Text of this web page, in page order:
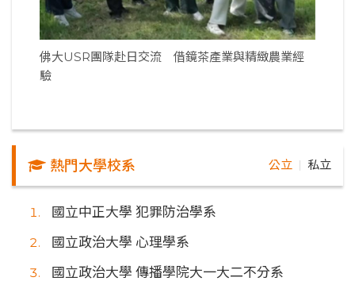
佛大USR團隊赴日交流 借鏡茶產業與精緻農業經
驗
熱門大學校系 公立 私立
國立中正大學 犯罪防治學系
國立政治大學 心理學系
國立政治大學 傳播學院大一大二不分系